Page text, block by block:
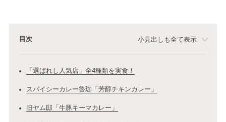
目次 小見出しも全て表示
「選ばれし人気店」全4種類を実食！
スパイシーカレー魯珈「芳醇チキンカレー」
旧ヤム邸「牛豚キーマカレー」